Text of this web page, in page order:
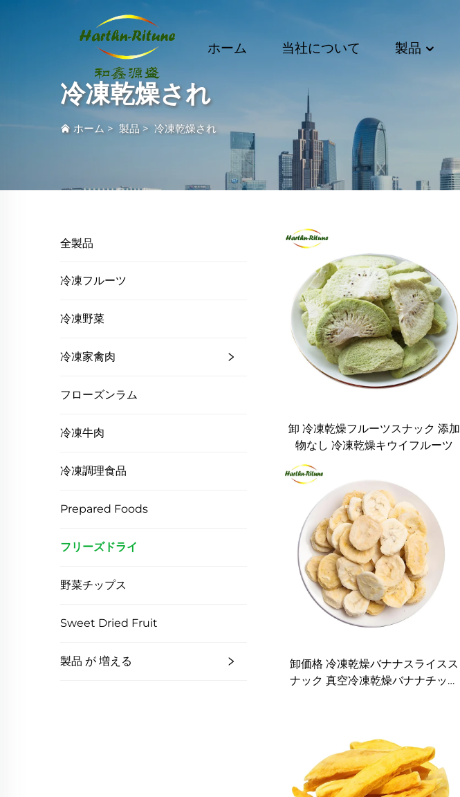
ホーム 当社について 製品
冷凍乾燥され
ホーム > 製品 > 冷凍乾燥され
全製品
冷凍フルーツ
冷凍野菜
冷凍家禽肉
フローズンラム
冷凍牛肉
冷凍調理食品
Prepared Foods
フリーズドライ
野菜チップス
Sweet Dried Fruit
製品 が 増える
卸 冷凍乾燥フルーツスナック 添加
物なし 冷凍乾燥キウイフルーツ
卸価格 冷凍乾燥バナナスライスス
ナック 真空冷凍乾燥バナナチップ